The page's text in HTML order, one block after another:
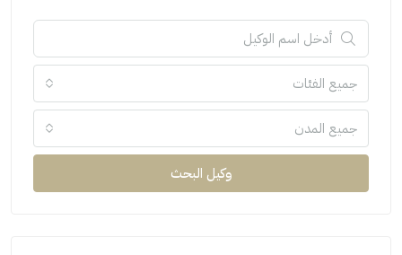
جميع الفئات
جميع المدن
وكيل البحث